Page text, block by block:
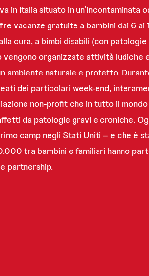
in Italia situato in un’incontaminata
vacanze gratuite a bambini dai 6 ai
cura, a bimbi disabili (con
organizzate attività ludiche
ambiente naturale e protetto.
dei particolari week-end,
non-profit che in tutto il
da patologie gravi e croniche.
camp negli Stati Uniti – e che è
tra bambini e familiari hanno
partnership.